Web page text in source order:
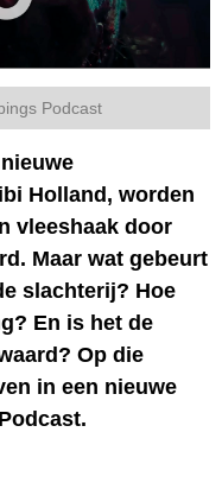
Podcast
Holland, worden
vleeshaak door
Maar wat gebeurt
slachterij? Hoe
En is het de
Op die
in een nieuwe